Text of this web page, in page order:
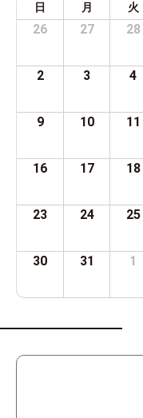
日 月 火
26 27 28
2 3 4
9 10 11
16 17 18
23 24 25
30 31 1